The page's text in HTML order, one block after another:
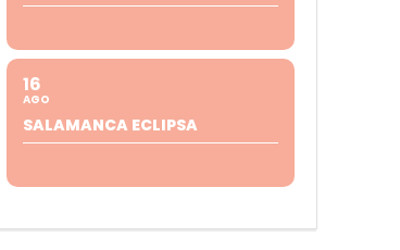
16
AGO
SALAMANCA ECLIPSA